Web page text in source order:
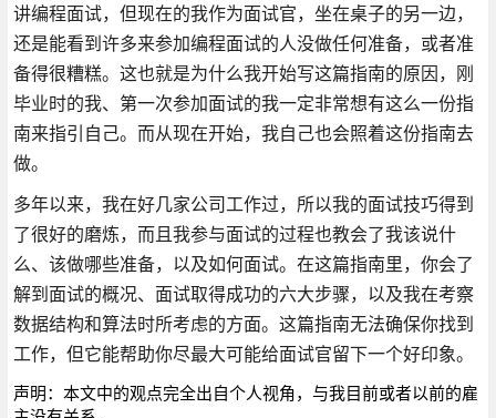
讲编程面试，但现在的我作为面试官，坐在桌子的另一边，
还是能看到许多来参加编程面试的人没做任何准备，或者准
备得很糟糕。这也就是为什么我开始写这篇指南的原因，刚
毕业时的我、第一次参加面试的我一定非常想有这么一份指
南来指引自己。而从现在开始，我自己也会照着这份指南去
做。
多年以来，我在好几家公司工作过，所以我的面试技巧得到
了很好的磨炼，而且我参与面试的过程也教会了我该说什
么、该做哪些准备，以及如何面试。在这篇指南里，你会了
解到面试的概况、面试取得成功的六大步骤，以及我在考察
数据结构和算法时所考虑的方面。这篇指南无法确保你找到
工作，但它能帮助你尽最大可能给面试官留下一个好印象。
声明：本文中的观点完全出自个人视角，与我目前或者以前的雇